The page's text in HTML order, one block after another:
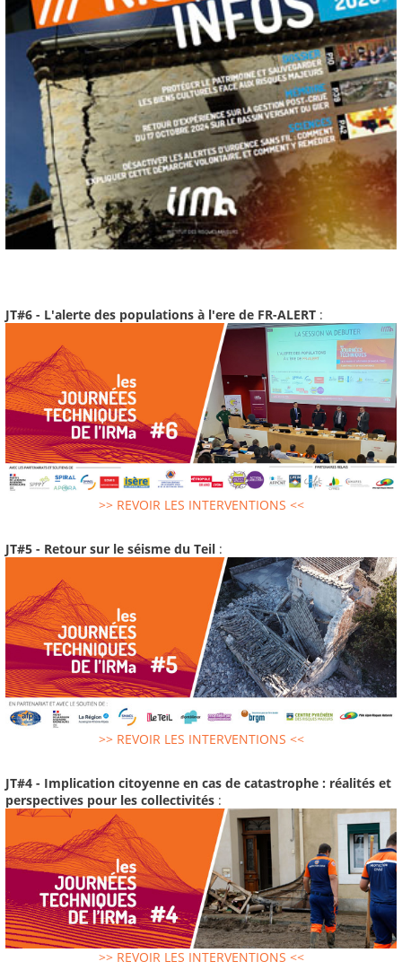
JT#6 - L'alerte des populations à l'ere de FR-ALERT :
>> REVOIR LES INTERVENTIONS <<
JT#5 - Retour sur le séisme du Teil :
>> REVOIR LES INTERVENTIONS <<
JT#4 - Implication citoyenne en cas de catastrophe : réalités et
perspectives pour les collectivités :
>> REVOIR LES INTERVENTIONS <<